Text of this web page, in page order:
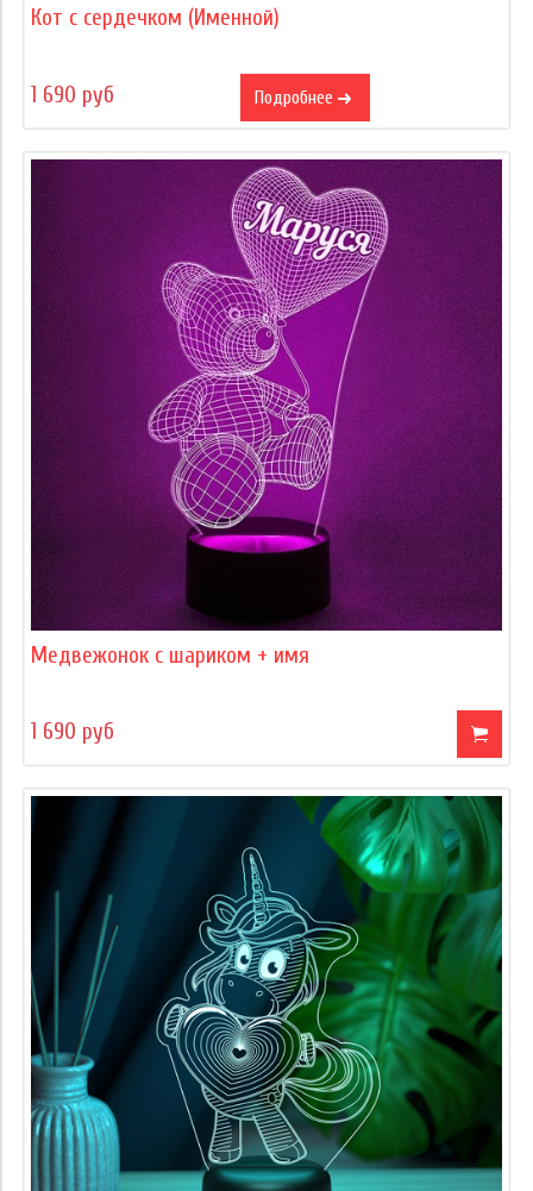
Кот с сердечком (Именной)
1 690 руб Подробнее
Медвежонок с шариком + имя
1 690 руб